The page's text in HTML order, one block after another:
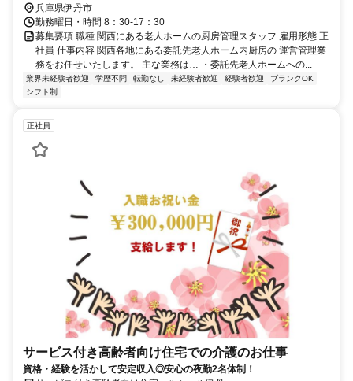
兵庫県伊丹市
勤務曜日・時間 8：30-17：30
募集要項 職種 関西にある老人ホームの厨房管理スタッフ 雇用形態 正
社員 仕事内容 関西各地にある委託先老人ホーム内厨房の 運営管理業
務をお任せいたします。 主な業務は… ・委託先老人ホームへの...
業界未経験者歓迎 学歴不問 転勤なし 未経験者歓迎 経験者歓迎
ブランクOK
シフト制
正社員
サービス付き高齢者向け住宅での介護のお仕事
資格・経験を活かして安定収入◎安心の夜勤2名体制！